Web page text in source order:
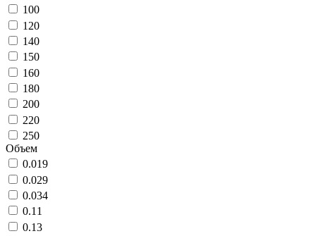
100
120
140
150
160
180
200
220
250
Объем
0.019
0.029
0.034
0.11
0.13